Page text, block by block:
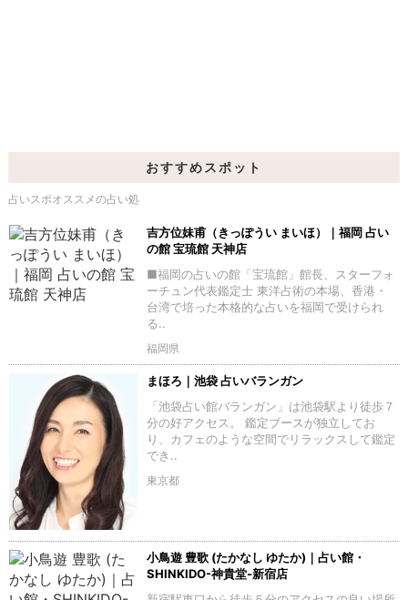
おすすめスポット
占いスポオススメの占い処
吉方位妹甫（きっぽうい まいほ）｜福岡 占い
の館 宝琉館 天神店
■福岡の占いの館「宝琉館」館長、スターフォ
ーチュン代表鑑定士 東洋占術の本場、香港・
台湾で培った本格的な占いを福岡で受けられ
る..
福岡県
まほろ｜池袋 占いバランガン
「池袋占い館バランガン」は池袋駅より徒歩７
分の好アクセス。 鑑定ブースが独立してお
り、カフェのような空間でリラックスして鑑定
でき..
東京都
小鳥遊 豊歌 (たかなし ゆたか)｜占い館・
SHINKIDO-神貴堂-新宿店